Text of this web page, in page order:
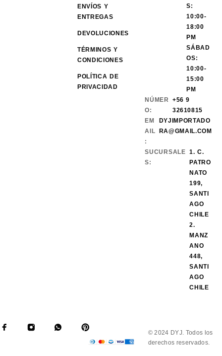
ENVÍOS Y
ENTREGAS
DEVOLUCIONES
TÉRMINOS Y
CONDICIONES
POLÍTICA DE
PRIVACIDAD
S:
10:00-
18:00
PM
SÁBAD
OS:
10:00-
15:00
PM
NÚMER
O:
+56 9
32610815
EM
AIL
:
DYJIMPORTADO
RA@GMAIL.COM
SUCURSALE
S:
1. C.
PATRO
NATO
199,
SANTI
AGO
CHILE
2.
MANZ
ANO
448,
SANTI
AGO
CHILE
© 2024 DYJ. Todos los
derechos reservados.